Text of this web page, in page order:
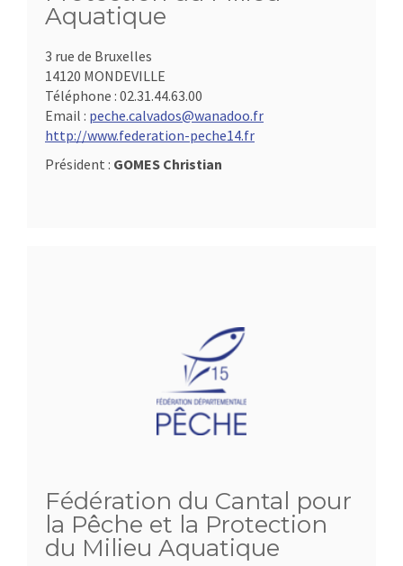
Aquatique
3 rue de Bruxelles
14120 MONDEVILLE
Téléphone : 02.31.44.63.00
Email : peche.calvados@wanadoo.fr
http://www.federation-peche14.fr
Président : GOMES Christian
Fédération du Cantal pour
la Pêche et la Protection
du Milieu Aquatique